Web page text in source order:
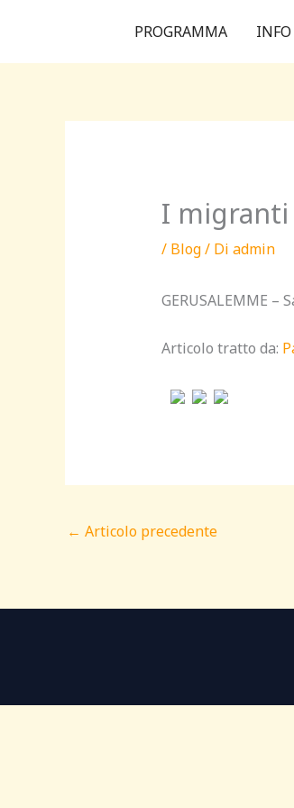
contenuto
PROGRAMMA
I migranti
/ Blog/ Di admin
GERUSALEMME –
Articolo tratto da:
← Articolo precedente